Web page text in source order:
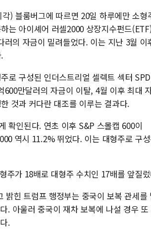
) 블룸버그에 따르면 20일 하루에만 소형
는 아이셰어 러셀2000 상장지수펀드
러의 자금이 밀려들었다. 이는 지난 3월 이
로 구성된 인더스트리얼 셀렉트 섹터
600만달러의 자금이 이탈, 4월 이후 최대
것과 커다란 대조를 이루는 결과다.
확인된다. 연초 이후 S&P 스몰캡 600이
역시 11.2% 뛰었다. 이는 대형주로 구
주가 18배로 대형주 수치인 17배를 앞질
밝힌 트럼프 행정부는 중국이 보복 관세를
. 아울러 중국이 재차 보복에 나설 경우 또
.